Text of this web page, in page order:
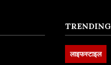
TRENDING
लाइफस्टाइल